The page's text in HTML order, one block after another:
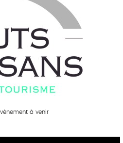
à venir